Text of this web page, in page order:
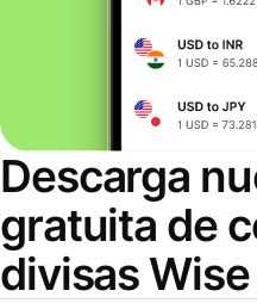
Descarga
gratuita de
divisas Wise